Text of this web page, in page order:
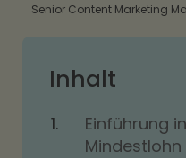
Senior Content Marketing
Inhalt
Einführung
Mindestlohn